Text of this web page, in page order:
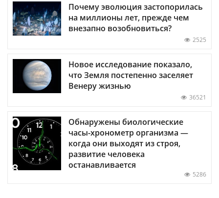
Почему эволюция застопорилась
на миллионы лет, прежде чем
внезапно возобновиться?
2525
Новое исследование показало,
что Земля постепенно заселяет
Венеру жизнью
36521
Обнаружены биологические
часы-хронометр организма —
когда они выходят из строя,
развитие человека
останавливается
5286